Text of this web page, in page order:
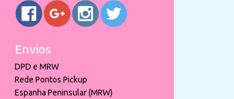
Envios
DPD e MRW
Rede Pontos Pickup
Espanha Peninsular (MRW)